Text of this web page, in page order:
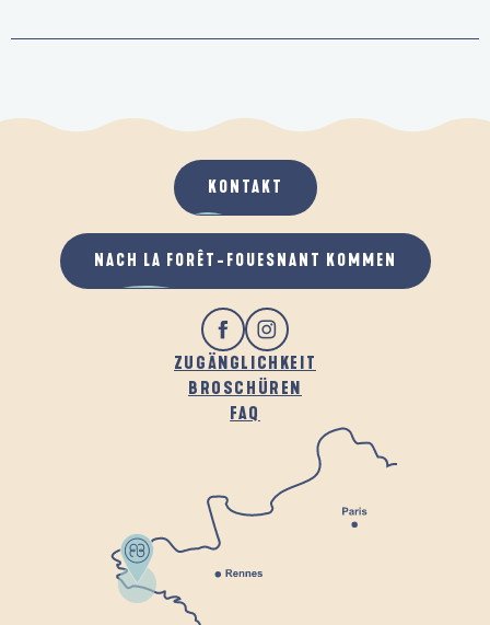
ZUGÄNGLICHKEIT
BROSCHÜREN
FAQ
KONTAKT
NACH LA FORÊT-FOUESNANT KOMMEN